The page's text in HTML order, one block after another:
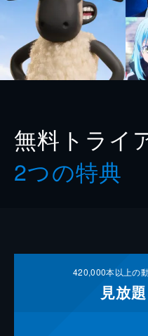
無料トライ
2つの特典
420,000本以上の
見放題